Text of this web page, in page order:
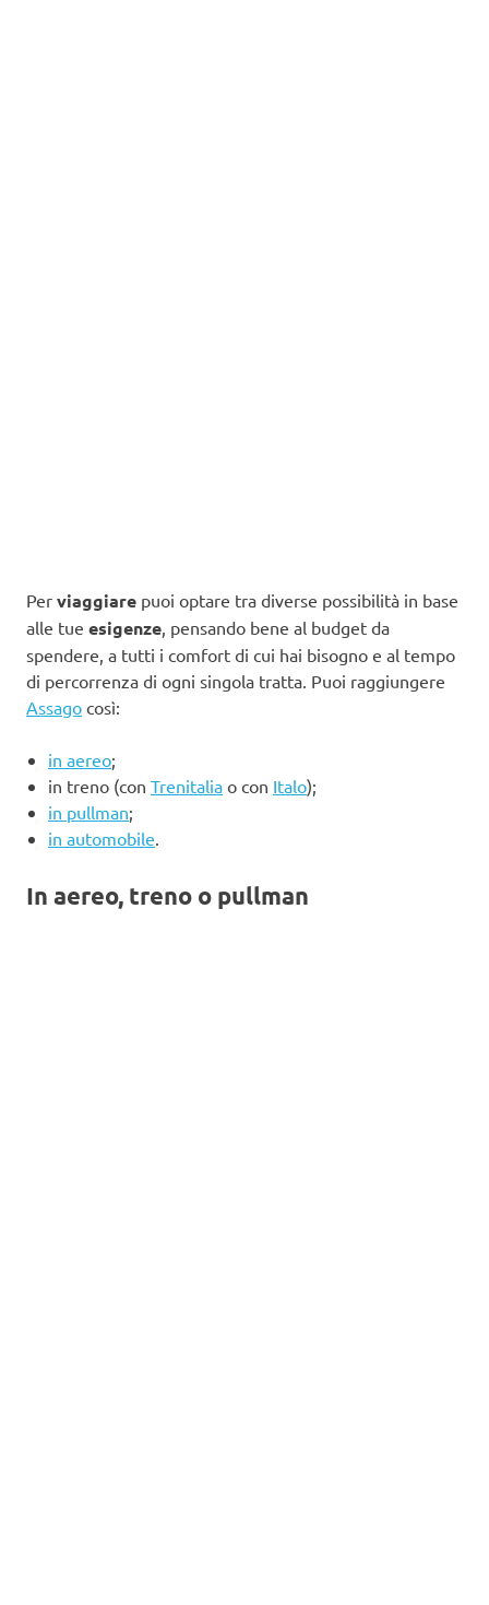
Per viaggiare puoi optare tra diverse possibilità in base
alle tue esigenze , pensando bene al budget da
spendere, a tutti i comfort di cui hai bisogno e al tempo
di percorrenza di ogni singola tratta. Puoi raggiungere
Assago così:
in aereo;
in treno (con Trenitalia o con Italo);
in pullman;
in automobile
In aereo, treno o pullman